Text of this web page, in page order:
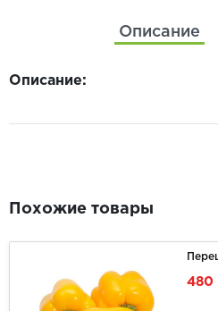
Описание
Описание:
Похожие товары
480